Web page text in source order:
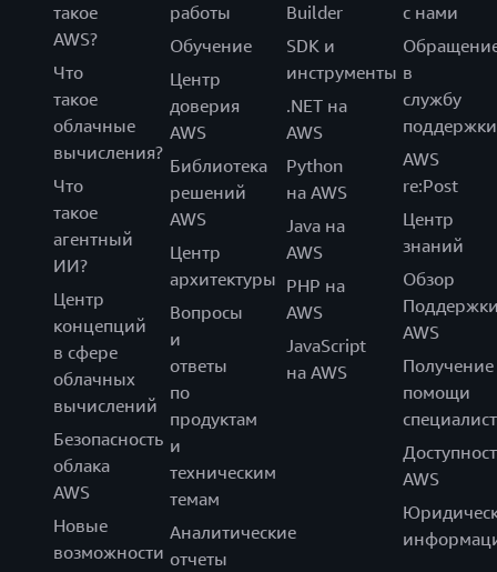
такое
AWS?
Что
такое
облачные
вычисления?
Что
такое
агентный
ИИ?
Центр
концепций
в сфере
облачных
вычислений
Безопасность
облака
AWS
Новые
возможности
работы
Обучение
Центр
доверия
AWS
Библиотека
решений
AWS
Центр
архитектуры
Вопросы
и
ответы
по
продуктам
и
техническим
темам
Аналитические
отчеты
Builder
SDK и
инструменты
.NET на
AWS
Python
на AWS
Java на
AWS
PHP на
AWS
JavaScript
на AWS
с нами
в
службу
поддержки
AWS
re:Post
Центр
знаний
Обзор
AWS
Получение
помощи
AWS